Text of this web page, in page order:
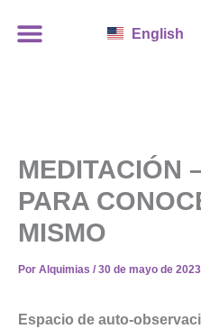
English
MEDITACIÓN
PARA
MISMO
Por Alquimias / 30 de mayo de 2023
Espacio de auto-